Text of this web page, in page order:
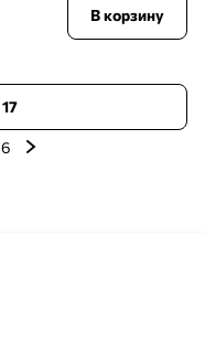
В корзину